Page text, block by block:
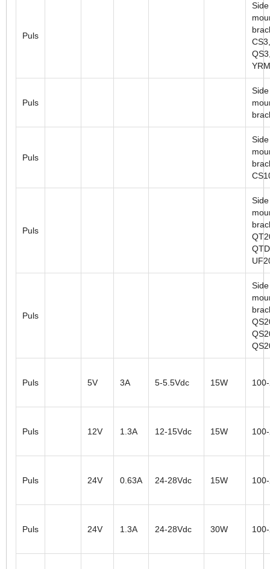
Puls
Side
Puls
Side
Puls
Side
Puls
Side
Puls
Side
Puls 5V 3A 5-5.5Vdc 15W
Puls 12V 1.3A 12-15Vdc 15W
Puls 24V 0.63A 24-28Vdc 15W
Puls 24V 1.3A 24-28Vdc 30W